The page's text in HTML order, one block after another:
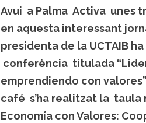
Avui a Palma Activa unes
en aquesta interessant
presidenta de la UCTAIB
conferència titulada
emprendiendo con
café s’ha realitzat la taula
Economía con Valores: